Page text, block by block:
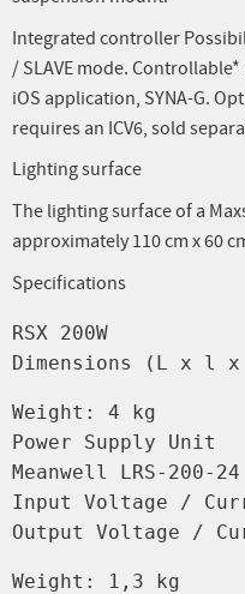
Integrated controller
/ SLAVE mode.
iOS application, SYNA-G.
requires an ICV6, sold
Lighting surface
The lighting surface of a
approximately 110 cm x 60
Specifications
RSX 200W
Dimensions (L x l x
Weight: 4 kg
Power Supply Unit
Meanwell LRS-200-24
Input Voltage /
Weight: 1,3 kg